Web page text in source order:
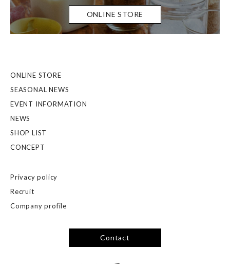
ONLINE STORE
ONLINE STORE
SEASONAL NEWS
EVENT INFORMATION
NEWS
SHOP LIST
CONCEPT
Privacy policy
Recruit
Company profile
Contact